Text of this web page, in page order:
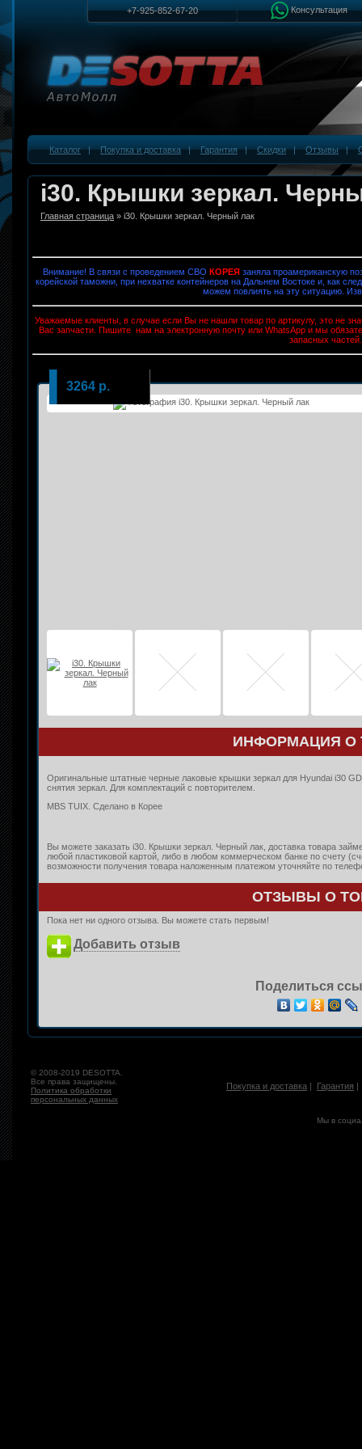
+7-925-852-67-20 Консультация
Каталог|Покупка и доставка|Гарантия|Скидки|Отзывы|
i30. Крышки зеркал.
Главная страница » i30. Крышки зеркал. Черный лак
Внимание! В связи с проведением СВО КОРЕЯзаняла проамериканскую
корейской таможни, при нехватке контейнеров на Дальнем Востоке и, как
можем повлиять на эту ситуацию.
Уважаемые клиенты, в случае если Вы не нашли товар по артикулу, это не
Вас запчасти. Пишите нам на электронную почту или WhatsApp и мы
запасных частей.
3264 р.
ИНФОРМАЦИЯ О
Оригинальные штатные черные лаковые крышки зеркал для Hyundai i30
снятия зеркал. Для комплектаций с повторителем.
MBS TUIX. Сделано в Корее
Вы можете заказать i30. Крышки зеркал. Черный лак, доставка товара
любой пластиковой картой, либо в любом коммерческом банке по счету
возможности получения товара наложенным платежом уточняйте по
ОТЗЫВЫ О
Пока нет ни одного отзыва. Вы можете стать первым!
Добавить отзыв
Поделиться
© 2008-2019 DESOTTA.
Все права защищены.
Политика обработки
персональных данных
Покупка и доставка | Гарантия
Мы в